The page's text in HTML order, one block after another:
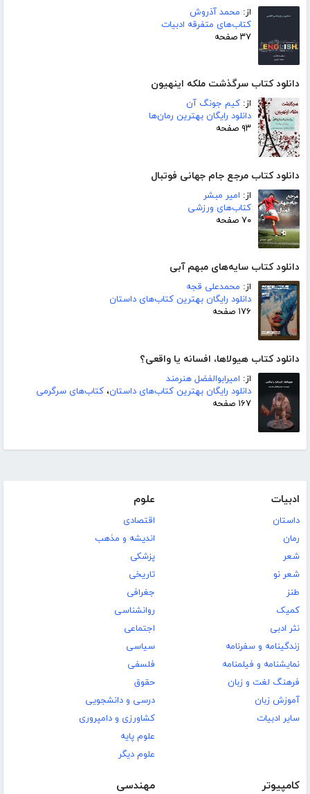
از: محمد آذروش
کتاب‌های متفرقه ادبیات
۳۷ صفحه
دانلود کتاب سرگذشت ملکه اینهیون
از: کیم جونگ آن
دانلود رایگان بهترین رمان‌ها
۹۳ صفحه
دانلود کتاب مرجع جام جهانی فوتبال
از: امیر مبشر
کتاب‌های ورزشی
۷۰ صفحه
دانلود کتاب سایه‌های مبهم آبی
از: محمدعلی قجه
دانلود رایگان بهترین کتاب‌های داستان
۱۷۶ صفحه
دانلود کتاب هیولاها، افسانه یا واقعی؟
از: امیرابوالفضل هنرمند
دانلود رایگان بهترین کتاب‌های داستان، کتاب‌های سرگرمی
۱۶۷ صفحه
ادبیات
داستان
رمان
شعر
شعر نو
طنز
کمیک
نثر ادبی
زندگینامه و سفرنامه
نمایشنامه و فیلمنامه
فرهنگ لغت و زبان
آموزش زبان
سایر ادبیات
علوم
اقتصادی
اندیشه و مذهب
پزشکی
تاریخی
جغرافی
روانشناسی
اجتماعی
سیاسی
فلسفی
حقوق
درسی و دانشجویی
کشاورزی و دامپروری
علوم پایه
علوم دیگر
کامپیوتر مهندسی